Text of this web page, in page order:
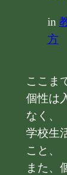
in
方
ここま
個性は
なく、
学校生
こと、
また、